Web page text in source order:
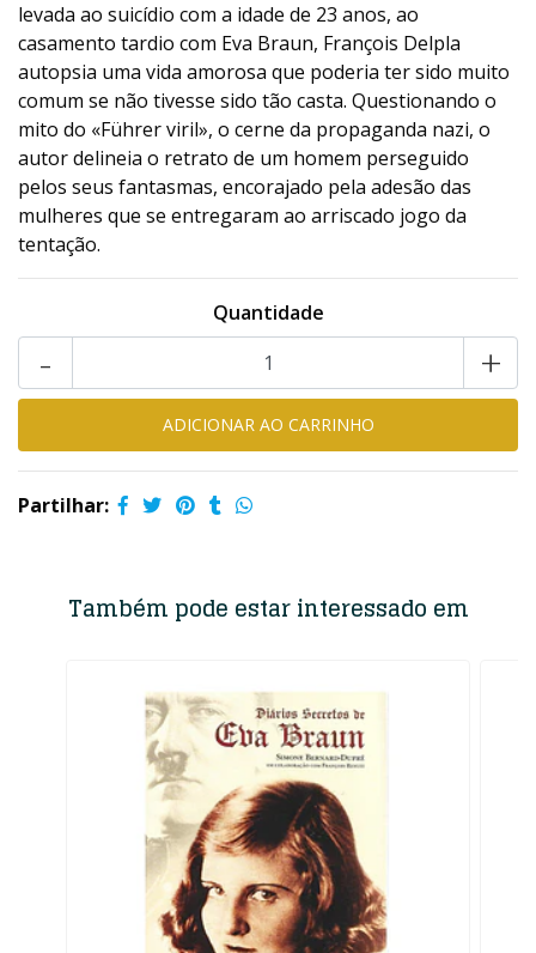
levada ao suicídio com a idade de 23 anos, ao
casamento tardio com Eva Braun, François Delpla
autopsia uma vida amorosa que poderia ter sido muito
comum se não tivesse sido tão casta. Questionando o
mito do «Führer viril», o cerne da propaganda nazi, o
autor delineia o retrato de um homem perseguido
pelos seus fantasmas, encorajado pela adesão das
mulheres que se entregaram ao arriscado jogo da
tentação.
Quantidade
+
-
Partilhar:
Também pode estar interessado em